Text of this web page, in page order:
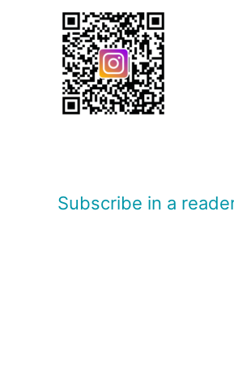
Subscribe in a